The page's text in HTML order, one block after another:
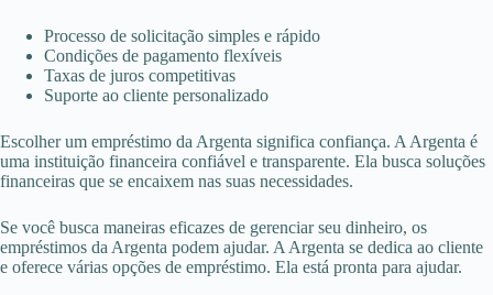
Processo de solicitação simples e rápido
Condições de pagamento flexíveis
Taxas de juros competitivas
Suporte ao cliente personalizado
Escolher um empréstimo da Argenta significa confiança. A Argenta é
uma instituição financeira confiável e transparente. Ela busca soluções
financeiras que se encaixem nas suas necessidades.
Se você busca maneiras eficazes de gerenciar seu dinheiro, os
empréstimos da Argenta podem ajudar. A Argenta se dedica ao cliente
e oferece várias opções de empréstimo. Ela está pronta para ajudar.